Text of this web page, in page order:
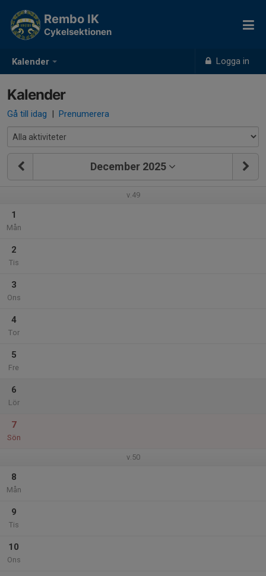
Kalender Logga in
Rembo IK
Cykelsektionen
Kalender
Gå till idag | Prenumerera
December 2025
v.49
1
Mån
2
Tis
3
Ons
4
Tor
5
Fre
6
Lör
7
Sön
v.50
8
Mån
9
Tis
10
Ons